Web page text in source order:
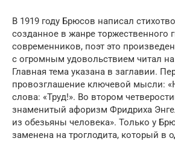
В 1919 году Брюсов написал
созданное в жанре торжественного
современников, поэт это
с огромным удовольствием читал
Главная тема указана в заглавии.
провозглашение ключевой мысли:
слова: «Труд!». Во втором
знаменитый афоризм Фридриха
из обезьяны человека». Только у
заменена на троглодита, который в